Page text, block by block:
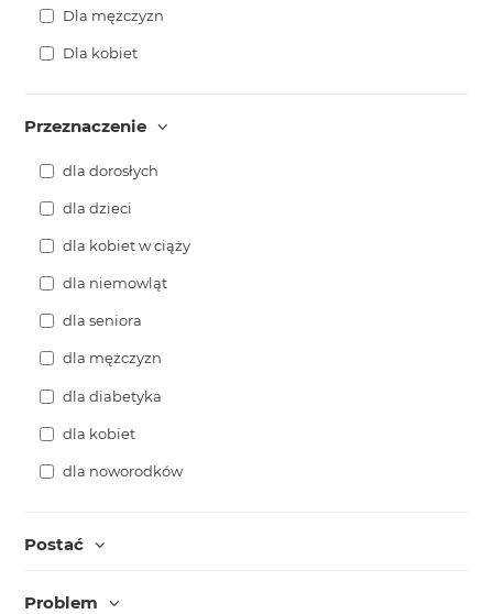
Dla mężczyzn
Dla kobiet
Przeznaczenie
dla dorosłych
dla dzieci
dla kobiet w ciąży
dla niemowląt
dla seniora
dla mężczyzn
dla diabetyka
dla kobiet
dla noworodków
Postać
Problem